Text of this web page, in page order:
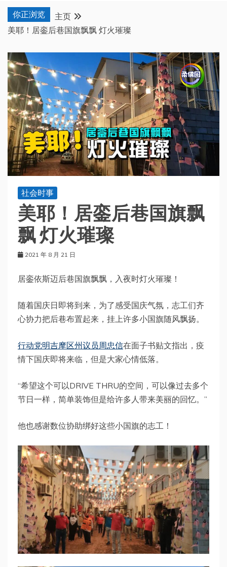
你正浏览
主页
美耶！居銮后巷国旗飘飘 灯火璀璨
社会时事
美耶！居銮后巷国旗飘
飘 灯火璀璨
2021 年 8 月 21 日
居銮依斯迈后巷国旗飘飘，入夜时灯火璀璨！
随着国庆日即将到来，为了感受国庆气氛，志工们齐
心协力把后巷布置起来，挂上许多小国旗随风飘扬。
行动党明吉摩区州议员周忠信在面子书贴文指出，疫
情下国庆即将来临，但是大家心情低落。
“希望这个可以DRIVE THRU的空间，可以像过去多个
节日一样，简单装饰但是给许多人带来美丽的回忆。”
他也感谢数位协助绑好这些小国旗的志工！